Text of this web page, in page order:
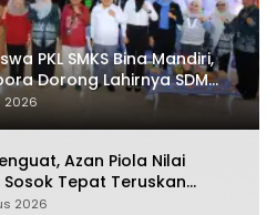
PKL SMKS Bina Mandiri,
Dorong Lahirnya SDM
2026
Azan Piola Nilai
Sosok Tepat Teruskan
Bone Bolango
2026